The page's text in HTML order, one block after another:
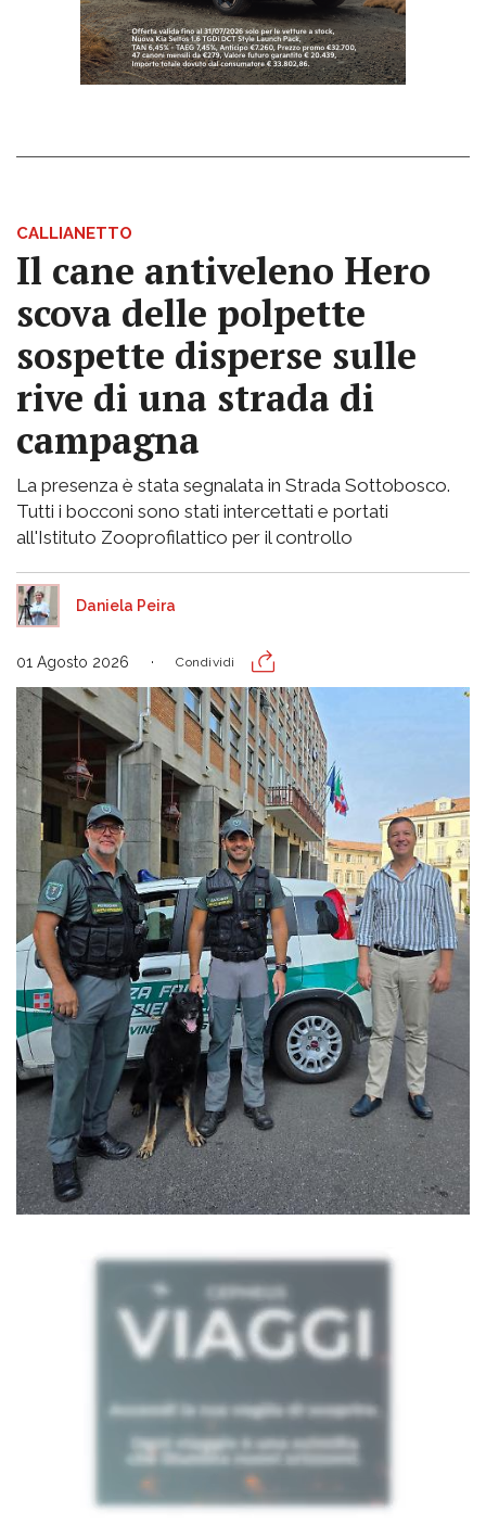
CALLIANETTO
Il cane antiveleno Hero
scova delle polpette
sospette disperse sulle
rive di una strada di
campagna
La presenza è stata segnalata in Strada Sottobosco.
Tutti i bocconi sono stati intercettati e portati
all'Istituto Zooprofilattico per il controllo
Daniela Peira
01 Agosto 2026 Condividi